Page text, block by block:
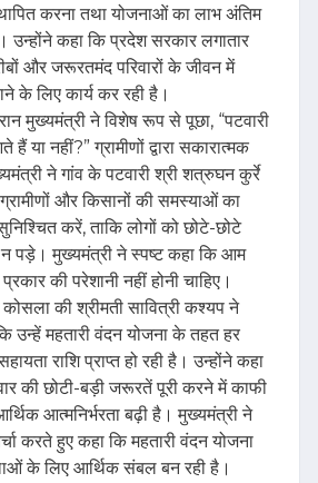
करना तथा योजनाओं का लाभ अंतिम
उन्होंने कहा कि प्रदेश सरकार लगातार
और जरूरतमंद परिवारों के जीवन में
के लिए कार्य कर रही है।
मुख्यमंत्री ने विशेष रूप से पूछा, “पटवारी
या नहीं?” ग्रामीणों द्वारा सकारात्मक
ने गांव के पटवारी श्री शत्रुघन कुर्रे
ग्रामीणों और किसानों की समस्याओं का
करें, ताकि लोगों को छोटे-छोटे
न पड़े। मुख्यमंत्री ने स्पष्ट कहा कि आम
की परेशानी नहीं होनी चाहिए।
कोसला की श्रीमती सावित्री कश्यप ने
उन्हें महतारी वंदन योजना के तहत हर
राशि प्राप्त हो रही है। उन्होंने कहा
की छोटी-बड़ी जरूरतें पूरी करने में काफी
आत्मनिर्भरता बढ़ी है। मुख्यमंत्री ने
करते हुए कहा कि महतारी वंदन योजना
के लिए आर्थिक संबल बन रही है।